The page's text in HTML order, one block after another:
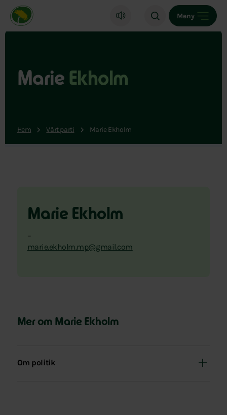
Miljöpartiet de gröna, startsida
Meny
Marie Ekholm
Hem Vårt parti Marie Ekholm
Marie Ekholm
–
marie.ekholm.mp@gmail.com
Mer om Marie Ekholm
Om politik